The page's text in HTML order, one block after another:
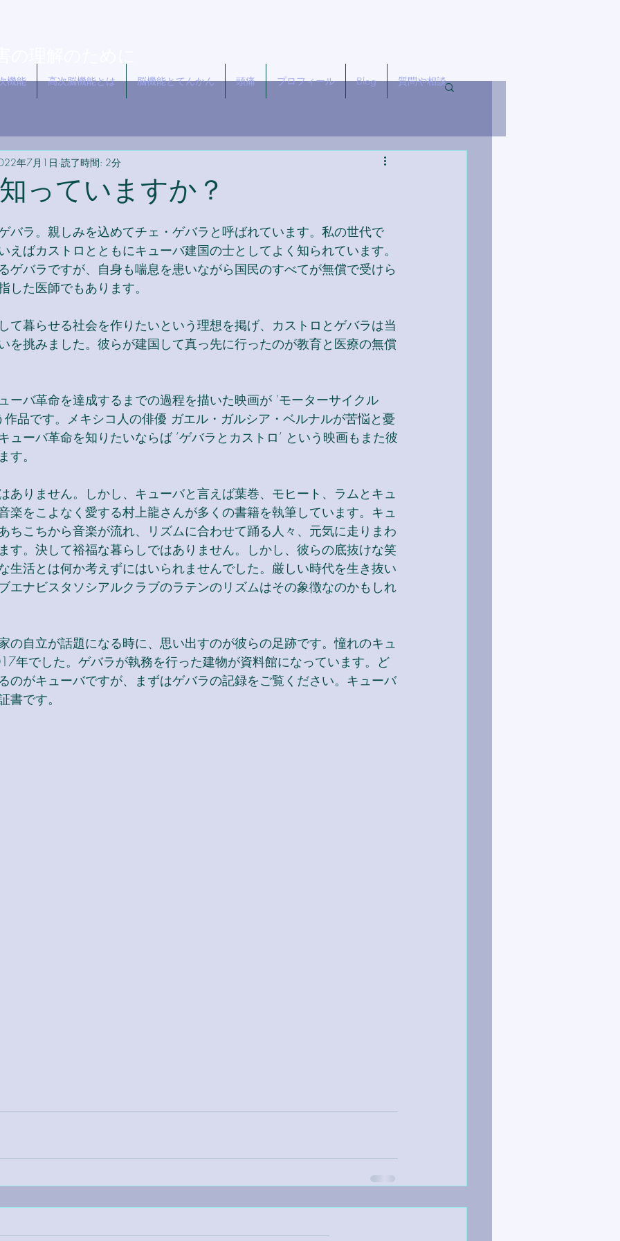
機能 高次脳機能とは 脳機能とてんかん 頭痛 プロフィール Blog 質問や相談
っていますか？
年7月1日 読了時間: 2分
バラ。親しみを込めてチェ・ゲバラと呼ばれています。私の世代で
えばカストロとともにキューバ建国の士としてよく知られています。
ゲバラですが、自身も喘息を患いながら国民のすべてが無償で受けら
した医師でもあります。
て暮らせる社会を作りたいという理想を掲げ、カストロとゲバラは当
を挑みました。彼らが建国して真っ先に行ったのが教育と医療の無償
ーバ革命を達成するまでの過程を描いた映画が 'モーターサイクル
作品です。メキシコ人の俳優 ガエル・ガルシア・ベルナルが苦悩と憂
ューバ革命を知りたいならば ’ゲバラとカストロ’ という映画もまた彼
す。
ありません。しかし、キューバと言えば葉巻、モヒート、ラムとキュ
楽をこよなく愛する村上龍さんが多くの書籍を執筆しています。キュ
ちこちから音楽が流れ、リズムに合わせて踊る人々、元気に走りまわ
す。決して裕福な暮らしではありません。しかし、彼らの底抜けな笑
生活とは何か考えずにはいられませんでした。厳しい時代を生き抜い
エナビスタソシアルクラブのラテンのリズムはその象徴なのかもしれ
の自立が話題になる時に、思い出すのが彼らの足跡です。憧れのキュ
年でした。ゲバラが執務を行った建物が資料館になっています。ど
のがキューバですが、まずはゲバラの記録をご覧ください。キューバ
書です。